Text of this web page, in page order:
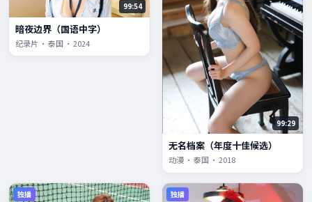
99:54
暗夜边界（国语中字）
纪录片 · 泰国 · 2024
99:29
无名档案（年度十佳候选）
动漫 · 泰国 · 2018
独播 独播